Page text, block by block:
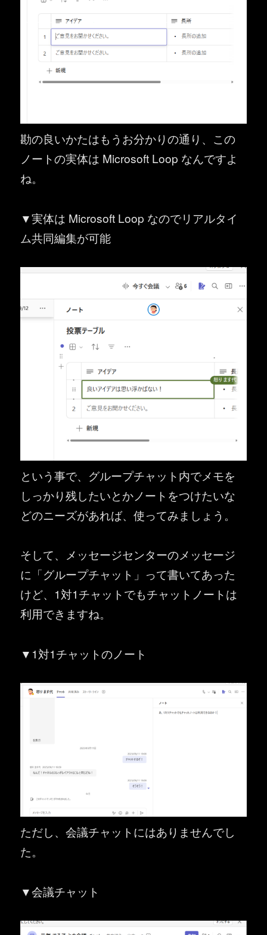
勘の良いかたはもうお分かりの通り、この
ノートの実体は Microsoft Loop なんですよ
ね。
▼実体は Microsoft Loop なのでリアルタイ
ム共同編集が可能
という事で、グループチャット内でメモを
しっかり残したいとかノートをつけたいな
どのニーズがあれば、使ってみましょう。
そして、メッセージセンターのメッセージ
に「グループチャット」って書いてあった
けど、1対1チャットでもチャットノートは
利用できますね。
▼1対1チャットのノート
ただし、会議チャットにはありませんでし
た。
▼会議チャット